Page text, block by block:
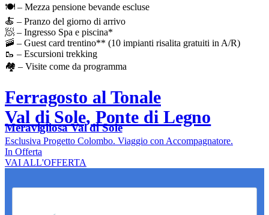
🍽️ – Mezza pensione bevande escluse
🍝 – Pranzo del giorno di arrivo
🧖 – Ingresso Spa e piscina*
🚠 – Guest card trentino** (10 impianti risalita gratuiti in A/R)
🥾 – Escursioni trekking
🏘️ – Visite come da programma
Ferragosto al Tonale
Val di Sole, Ponte di Legno
Meravigliosa Val di Sole
Esclusiva Progetto Colombo. Viaggio con Accompagnatore.
In Offerta
VAI ALL'OFFERTA